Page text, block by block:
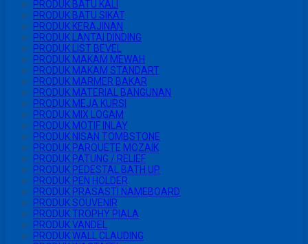
PRODUK BATU KALI
PRODUK BATU SIKAT
PRODUK KERAJINAN
PRODUK LANTAI DINDING
PRODUK LIST BEVEL
PRODUK MAKAM MEWAH
PRODUK MAKAM STANDART
PRODUK MARMER BAKAR
PRODUK MATERIAL BANGUNAN
PRODUK MEJA KURSI
PRODUK MIX LOGAM
PRODUK MOTIF INLAY
PRODUK NISAN TOMBSTONE
PRODUK PARQUETE MOZAIK
PRODUK PATUNG / RELIEF
PRODUK PEDESTAL BATH UP
PRODUK PEN HOLDER
PRODUK PRASASTI NAMEBOARD
PRODUK SOUVENIR
PRODUK TROPHY PIALA
PRODUK VANDEL
PRODUK WALL CLAUDING